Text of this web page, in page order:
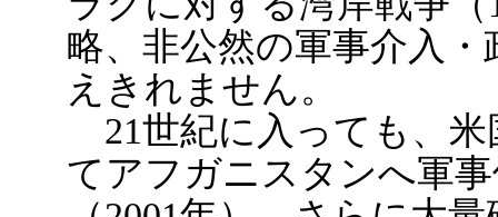
略、非公然の軍事介入
えきれません。
21世紀に入っても、米
てアフガニスタンへ軍